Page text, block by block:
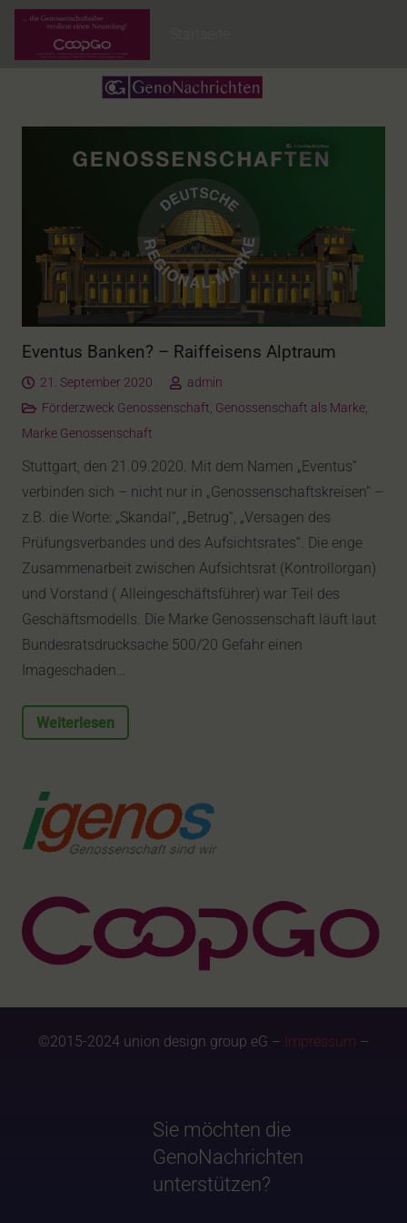
Eventus Banken? – Raiffeisens Alptraum
21. September 2020
admin
Förderzweck Genossenschaft, Genossenschaft als Marke,
Marke Genossenschaft
Stuttgart, den 21.09.2020. Mit dem Namen „Eventus“
verbinden sich – nicht nur in „Genossenschaftskreisen“ –
z.B. die Worte: „Skandal“, „Betrug“, „Versagen des
Prüfungsverbandes und des Aufsichtsrates“. Die enge
Zusammenarbeit zwischen Aufsichtsrat (Kontrollorgan)
und Vorstand ( Alleingeschäftsführer) war Teil des
Geschäftsmodells. Die Marke Genossenschaft läuft laut
Bundesratsdrucksache 500/20 Gefahr einen
Imageschaden…
Weiterlesen
©2015-2024 union design group eG – Impressum –
Sie möchten die
GenoNachrichten
unterstützen?